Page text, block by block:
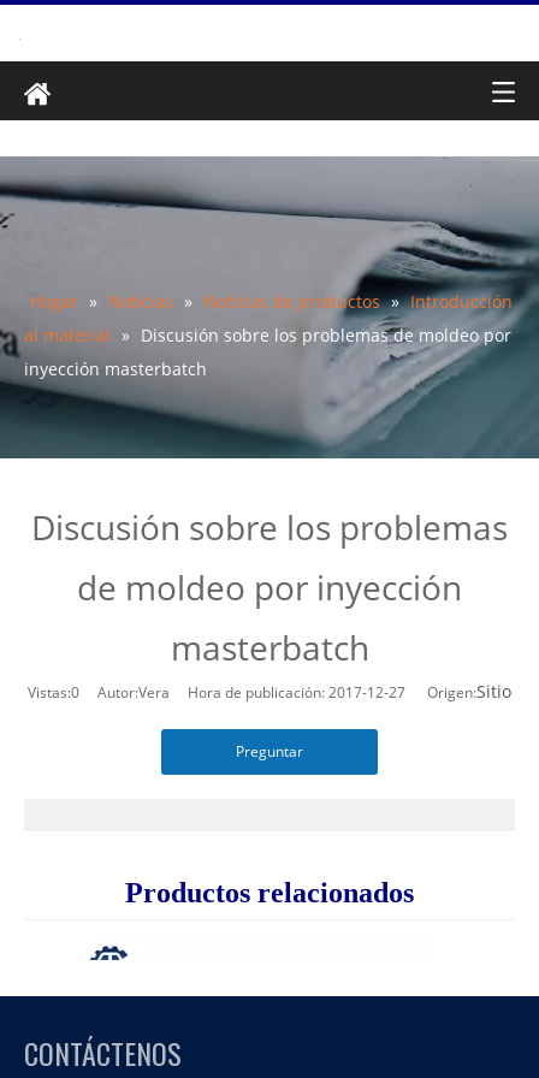
Hogar » Noticias » Noticias de productos » Introducción
al material » Discusión sobre los problemas de moldeo por
inyección masterbatch
Discusión sobre los problemas
de moldeo por inyección
masterbatch
Vistas:0 Autor:Vera Hora de publicación: 2017-12-27 Origen:Sitio
Preguntar
Productos relacionados
CONTÁCTENOS